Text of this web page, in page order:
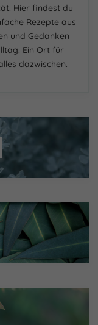
Hier findest du
Rezepte aus
und Gedanken
Ein Ort für
dazwischen.